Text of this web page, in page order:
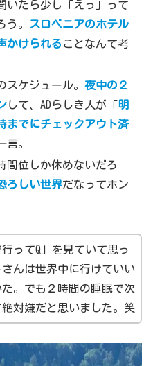
いたら少し「えっ」って
う。
スロベニアのホテル
かけられる ことなんて考
スケジュール。夜中の２
して、ADらしき人が「明
までにチェックアウト済
言。
間位しか休めないだろ
ろしい世界だなってホン
ってQ」を見ていて思っ
んは世界中に行けていい
。でも２時間の睡眠で次
対嫌だと思いました。笑